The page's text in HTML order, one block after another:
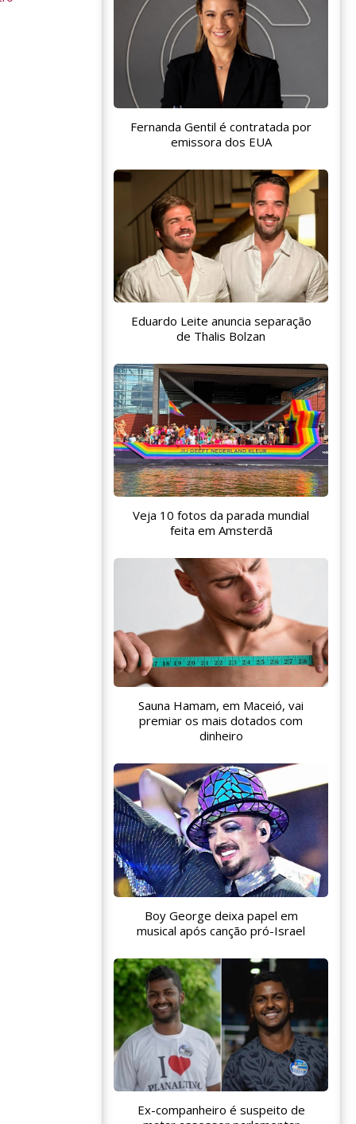
Fernanda Gentil é contratada por
emissora dos EUA
Eduardo Leite anuncia separação
de Thalis Bolzan
Veja 10 fotos da parada mundial
feita em Amsterdã
Sauna Hamam, em Maceió, vai
premiar os mais dotados com
dinheiro
Boy George deixa papel em
musical após canção pró-Israel
Ex-companheiro é suspeito de